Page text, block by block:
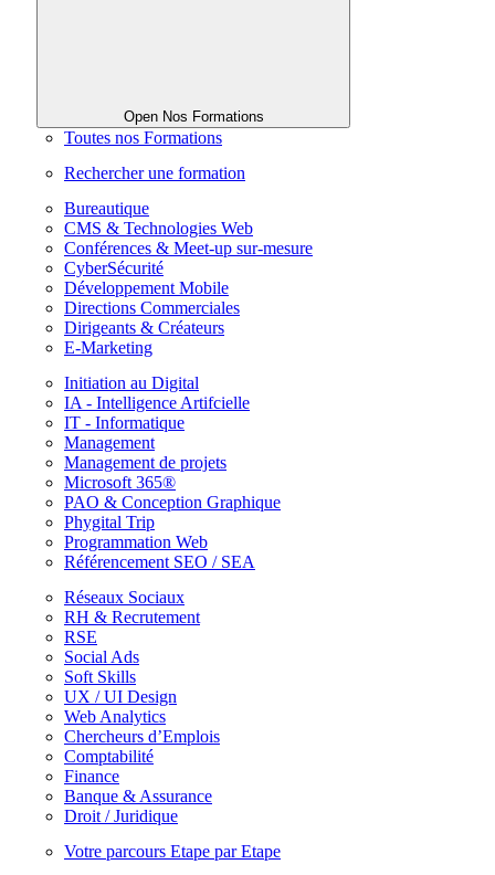
Open Nos Formations
Toutes nos Formations
Rechercher une formation
Bureautique
CMS & Technologies Web
Conférences & Meet-up sur-mesure
CyberSécurité
Développement Mobile
Directions Commerciales
Dirigeants & Créateurs
E-Marketing
Initiation au Digital
IA - Intelligence Artifcielle
IT - Informatique
Management
Management de projets
Microsoft 365®
PAO & Conception Graphique
Phygital Trip
Programmation Web
Référencement SEO / SEA
Réseaux Sociaux
RH & Recrutement
RSE
Social Ads
Soft Skills
UX / UI Design
Web Analytics
Chercheurs d’Emplois
Comptabilité
Finance
Banque & Assurance
Droit / Juridique
Votre parcours Etape par Etape